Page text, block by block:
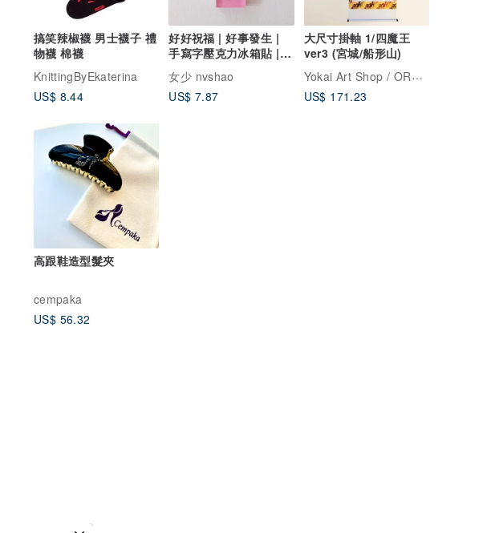
搞笑辣椒襪 男士襪子 禮
物襪 棉襪
KnittingByEkaterina
US$ 8.44
好好祝福 | 好事發生 |
手寫字壓克力冰箱貼 |
磁石
女少 nvshao
US$ 7.87
大尺寸掛軸 1/四魔王
ver3 (宮城/船形山)
Yokai Art Shop / OROCHIDO
US$ 171.23
高跟鞋造型髮夾
cempaka
US$ 56.32